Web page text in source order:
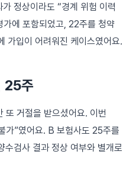
정상이라도 “경계 위험 이력
가에 포함되었고, 22주를 청약
가입이 어려워진 케이스였어요.
25주
또 거절을 받으셨어요. 이번
가”였어요. B 보험사도 25주를
수검사 결과 정상 여부와 별개로